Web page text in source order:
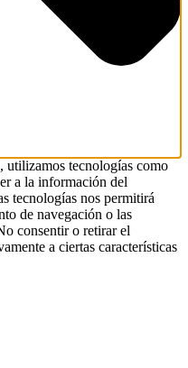
utilizamos tecnologías como
a la información del
tecnologías nos permitirá
de navegación o las
consentir o retirar el
a ciertas características